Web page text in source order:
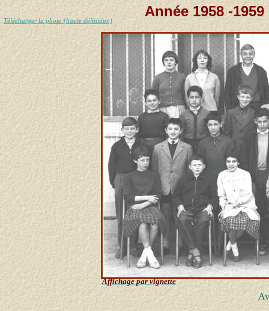
Affichage par vignette
Télécharger la photo (haute définition)
Année 1958 -